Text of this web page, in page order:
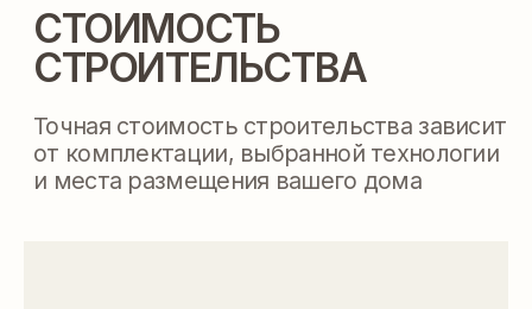
РАССЧИТАТЬ ТОЧНУЮ СТОИМОСТЬ